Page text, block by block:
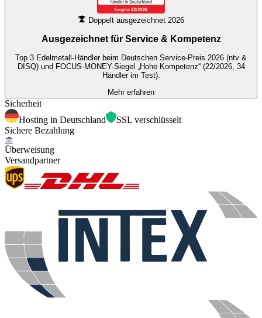
Doppelt ausgezeichnet 2026
Ausgezeichnet für Service & Kompetenz
Top 3 Edelmetall-Händler beim Deutschen Service-Preis 2026 (ntv &
DISQ) und FOCUS-MONEY-Siegel „Hohe Kompetenz“ (22/2026, 34
Händler im Test).
Mehr erfahren
Sicherheit
Hosting in Deutschland
SSL verschlüsselt
Sichere Bezahlung
Überweisung
Versandpartner